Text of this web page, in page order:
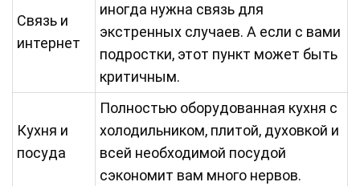
Связь и
интернет
иногда нужна связь для
экстренных случаев. А если с вами
подростки, этот пункт может быть
критичным.
Кухня и
посуда
Полностью оборудованная кухня с
холодильником, плитой, духовкой и
всей необходимой посудой
сэкономит вам много нервов.